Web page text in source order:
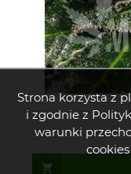
Strona korzysta z
i zgodnie z
warunki